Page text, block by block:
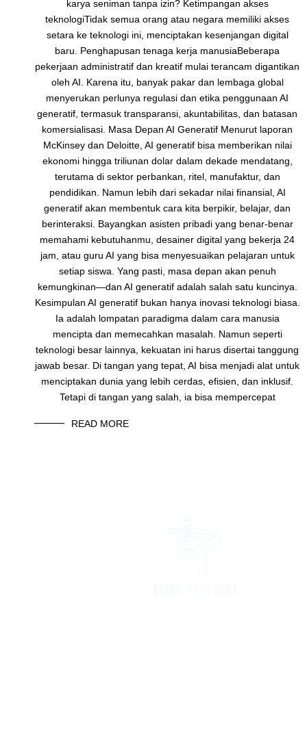
karya seniman tanpa izin? Ketimpangan akses
teknologiTidak semua orang atau negara memiliki akses
setara ke teknologi ini, menciptakan kesenjangan digital
baru. Penghapusan tenaga kerja manusiaBeberapa
pekerjaan administratif dan kreatif mulai terancam digantikan
oleh AI. Karena itu, banyak pakar dan lembaga global
menyerukan perlunya regulasi dan etika penggunaan AI
generatif, termasuk transparansi, akuntabilitas, dan batasan
komersialisasi. Masa Depan AI Generatif Menurut laporan
McKinsey dan Deloitte, AI generatif bisa memberikan nilai
ekonomi hingga triliunan dolar dalam dekade mendatang,
terutama di sektor perbankan, ritel, manufaktur, dan
pendidikan. Namun lebih dari sekadar nilai finansial, AI
generatif akan membentuk cara kita berpikir, belajar, dan
berinteraksi. Bayangkan asisten pribadi yang benar-benar
memahami kebutuhanmu, desainer digital yang bekerja 24
jam, atau guru AI yang bisa menyesuaikan pelajaran untuk
setiap siswa. Yang pasti, masa depan akan penuh
kemungkinan—dan AI generatif adalah salah satu kuncinya.
Kesimpulan AI generatif bukan hanya inovasi teknologi biasa.
Ia adalah lompatan paradigma dalam cara manusia
mencipta dan memecahkan masalah. Namun seperti
teknologi besar lainnya, kekuatan ini harus disertai tanggung
jawab besar. Di tangan yang tepat, AI bisa menjadi alat untuk
menciptakan dunia yang lebih cerdas, efisien, dan inklusif.
Tetapi di tangan yang salah, ia bisa mempercepat
READ MORE